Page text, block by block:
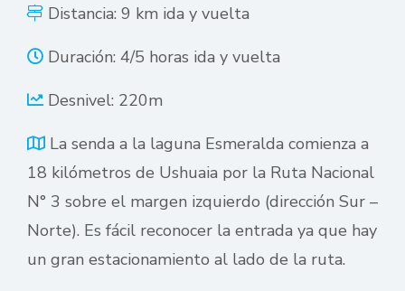
Distancia: 9 km ida y vuelta
Duración: 4/5 horas ida y vuelta
Desnivel: 220m
La senda a la laguna Esmeralda comienza a
18 kilómetros de Ushuaia por la Ruta Nacional
N° 3 sobre el margen izquierdo (dirección Sur –
Norte). Es fácil reconocer la entrada ya que hay
un gran estacionamiento al lado de la ruta.